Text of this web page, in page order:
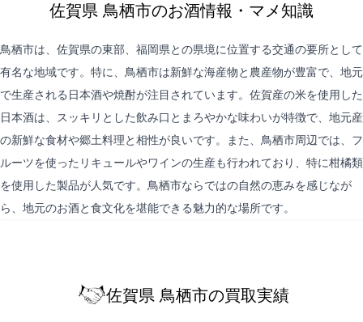
佐賀県 鳥栖市のお酒情報・マメ知識
鳥栖市は、佐賀県の東部、福岡県との県境に位置する交通の要所として
有名な地域です。特に、鳥栖市は新鮮な海産物と農産物が豊富で、地元
で生産される日本酒や焼酎が注目されています。佐賀産の米を使用した
日本酒は、スッキリとした飲み口とまろやかな味わいが特徴で、地元産
の新鮮な食材や郷土料理と相性が良いです。また、鳥栖市周辺では、フ
ルーツを使ったリキュールやワインの生産も行われており、特に柑橘類
を使用した製品が人気です。鳥栖市ならではの自然の恵みを感じなが
ら、地元のお酒と食文化を堪能できる魅力的な場所です。
佐賀県 鳥栖市の買取実績